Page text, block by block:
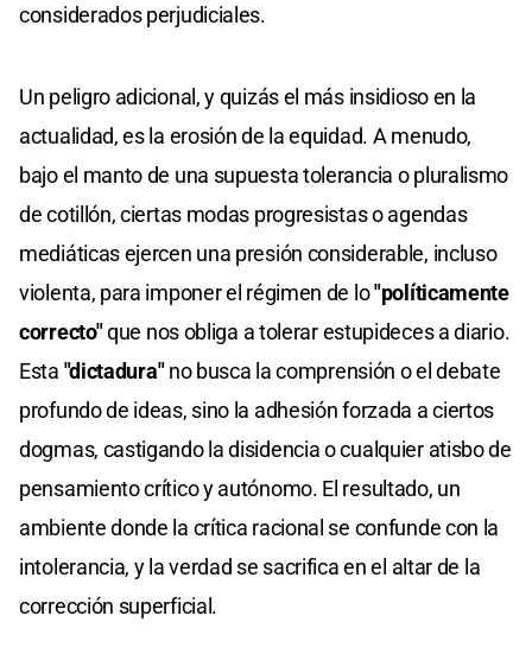
considerados perjudiciales.
Un peligro adicional, y quizás el más insidioso en la
actualidad, es la erosión de la equidad. A menudo,
bajo el manto de una supuesta tolerancia o pluralismo
de cotillón, ciertas modas progresistas o agendas
mediáticas ejercen una presión considerable, incluso
violenta, para imponer el régimen de lo"políticamente
correcto"que nos obliga a tolerar estupideces a diario.
Esta "dictadura"no busca la comprensión o el debate
profundo de ideas, sino la adhesión forzada a ciertos
dogmas, castigando la disidencia o cualquier atisbo de
pensamiento crítico y autónomo. El resultado, un
ambiente donde la crítica racional se confunde con la
intolerancia, y la verdad se sacrifica en el altar de la
corrección superficial.